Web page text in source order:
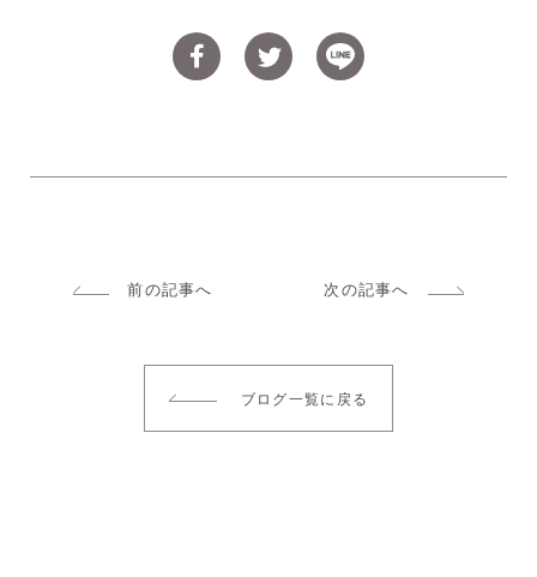
前の記事へ 次の記事へ
ブログ一覧に戻る